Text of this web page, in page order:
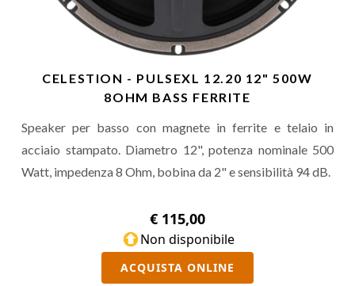
CELESTION - PULSEXL 12.20 12" 500W
8OHM BASS FERRITE
Speaker per basso con magnete in ferrite e telaio in
acciaio stampato. Diametro 12", potenza nominale 500
Watt, impedenza 8 Ohm, bobina da 2" e sensibilità 94 dB.
€ 115,00
Non disponibile
ACQUISTA ONLINE